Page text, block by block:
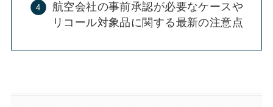
航空会社の事前承認が必要なケースや
リコール対象品に関する最新の注意点